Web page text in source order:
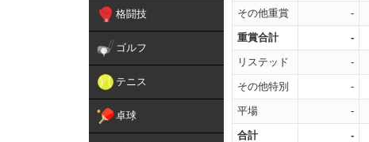
格闘技
ゴルフ
テニス
卓球
その他重賞
-
重賞合計 -
リステッド -
その他特別 -
平場 -
合計 -